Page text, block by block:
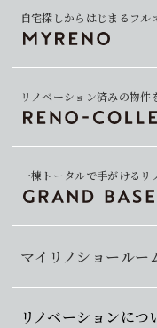
自宅探しからはじまるフル
マイリノショールー
リノベーション済みの物件
一棟トータルで手がけるリ
リノベーションにつ